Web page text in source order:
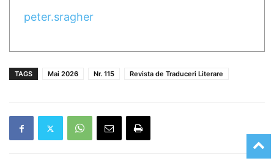
peter.sragher
TAGS Mai 2026 Nr. 115 Revista de Traduceri Literare